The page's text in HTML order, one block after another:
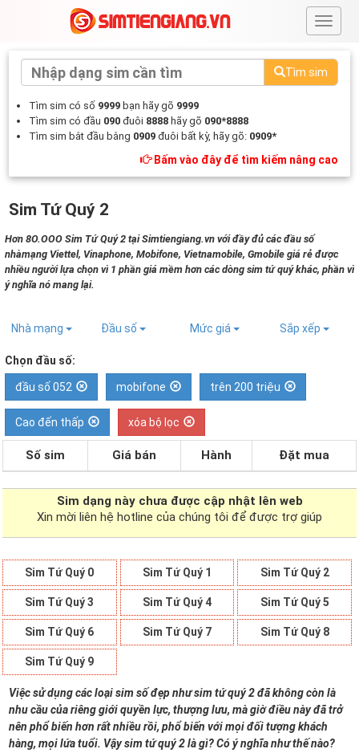
#
Tìm sim
Tìm sim có số 9999 bạn hãy gõ 9999
Tìm sim có đầu 090 đuôi 8888 hãy gõ 090*8888
Tìm sim bắt đầu bằng 0909 đuôi bất kỳ, hãy gõ: 0909*
Bấm vào đây để tìm kiếm nâng cao
Sim Tứ Quý 2
Hơn 8O.OOO Sim Tứ Quý 2 tại Simtiengiang.vn với đầy đủ các đầu số
nhàmạng Viettel, Vinaphone, Mobifone, Vietnamobile, Gmobile giá rẻ được
nhiều người lựa chọn vì 1 phần giá mềm hơn các dòng sim tứ quý khác, phần vì
ý nghĩa nó mang lại.
Nhà mạng Đầu số Mức giá Sắp xếp
Chọn đầu số:
đầu số 052 mobifone trên 200 triệu
Cao đến thấp xóa bộ lọc
Số sim Giá bán Hành Đặt mua
Sim dạng này chưa được cập nhật lên web
Xin mời liên hệ hotline của chúng tôi để được trợ giúp
Sim Tứ Quý 0 Sim Tứ Quý 1 Sim Tứ Quý 2
Sim Tứ Quý 3 Sim Tứ Quý 4 Sim Tứ Quý 5
Sim Tứ Quý 6 Sim Tứ Quý 7 Sim Tứ Quý 8
Sim Tứ Quý 9
Việc sử dụng các loại sim số đẹp như sim tứ quý 2 đã không còn là
nhu cầu của riêng giới quyền lực, thượng lưu, mà giờ điều này đã trở
nên phổ biến hơn rất nhiều rồi, phổ biến với mọi đối tượng khách
hàng, mọi lứa tuổi. Vậy sim tứ quý 2 là gì? Có ý nghĩa như thế nào?